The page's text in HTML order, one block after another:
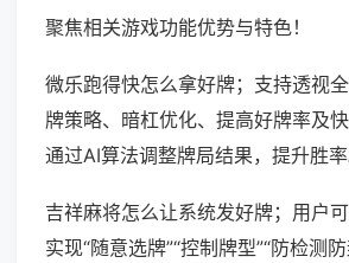
聚焦相关游戏功能优势与特色！
微乐跑得快怎么拿好牌；支持透视
牌策略、暗杠优化、提高好牌率及快
通过AI算法调整牌局结果，提升胜率
吉祥麻将怎么让系统发好牌；用户
实现“随意选牌”“控制牌型”“防检测